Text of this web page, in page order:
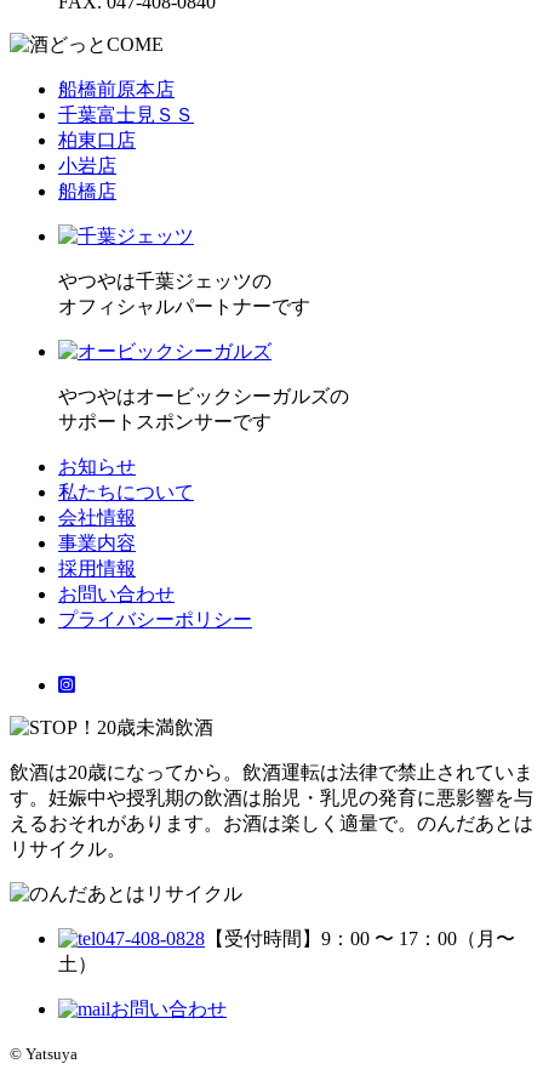
船橋前原本店
千葉富士見ＳＳ
柏東口店
小岩店
船橋店
やつやは千葉ジェッツの
オフィシャルパートナーです
やつやはオービックシーガルズの
サポートスポンサーです
お知らせ
私たちについて
会社情報
事業内容
採用情報
お問い合わせ
プライバシーポリシー
飲酒は20歳になってから。飲酒運転は法律で禁止されていま
す。妊娠中や授乳期の飲酒は胎児・乳児の発育に悪影響を与
えるおそれがあります。お酒は楽しく適量で。のんだあとは
リサイクル。
047-408-0828 【受付時間】9：00 〜 17：00（月〜
土）
お問い合わせ
© Yatsuya